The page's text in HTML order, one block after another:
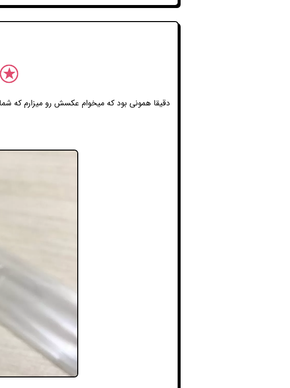
دقیقا همونی بود که میخوام عکسش رو میزارم که